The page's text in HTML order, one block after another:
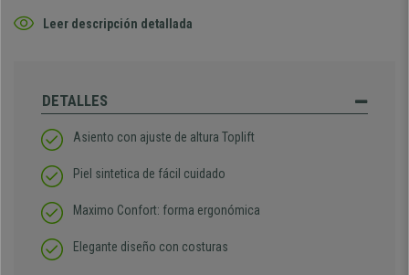
Leer descripción detallada
DETALLES
Asiento con ajuste de altura Toplift
Piel sintetica de fácil cuidado
Maximo Confort: forma ergonómica
Elegante diseño con costuras